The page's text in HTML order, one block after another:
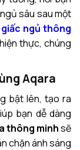
sâu sau một
ngủ thông
thực, chúng
Aqara
bật lên, tạo ra
bạn dễ dàng
thông minhsẽ
chặn ánh sáng